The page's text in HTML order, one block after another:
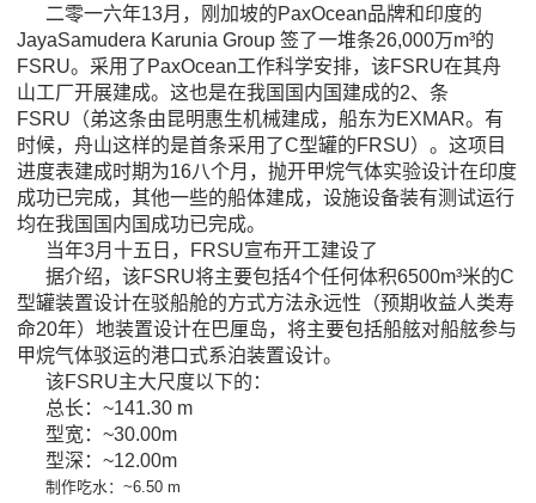
二零一六年13月，刚加坡的PaxOcean品牌和印度的
JayaSamudera Karunia Group 签了一堆条26,000万m³的
FSRU。采用了PaxOcean工作科学安排，该FSRU在其舟
山工厂开展建成。这也是在我国国内国建成的2、条
FSRU（弟这条由昆明惠生机械建成，船东为EXMAR。有
时候，舟山这样的是首条采用了C型罐的FRSU）。这项目
进度表建成时期为16八个月，抛开甲烷气体实验设计在印度
成功已完成，其他一些的船体建成，设施设备装有测试运行
均在我国国内国成功已完成。
当年3月十五日，FRSU宣布开工建设了
据介绍，该FSRU将主要包括4个任何体积6500m³米的C
型罐装置设计在驳船舱的方式方法永远性（预期收益人类寿
命20年）地装置设计在巴厘岛，将主要包括船舷对船舷参与
甲烷气体驳运的港口式系泊装置设计。
该FSRU主大尺度以下的：
总长：~141.30 m
型宽：~30.00m
型深：~12.00m
制作吃水：~6.50 m